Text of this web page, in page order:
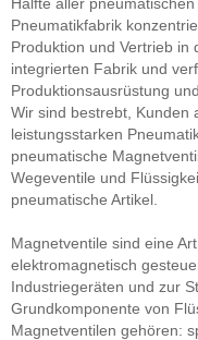
Pneumatikfabrik
Produktion und Vertrieb in
integrierten Fabrik und
Produktionsausrüstung
Wir sind bestrebt, Kunden
leistungsstarken
pneumatische
Wegeventile und
pneumatische Artikel.
Magnetventile sind eine
elektromagnetisch
Industriegeräten und zur
Grundkomponente von
Magnetventilen gehören: